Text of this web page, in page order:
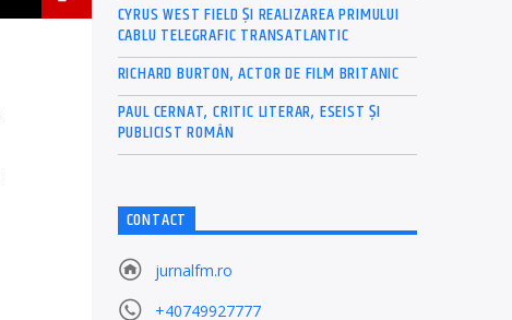
CYRUS WEST FIELD ȘI REALIZAREA PRIMULUI
CABLU TELEGRAFIC TRANSATLANTIC
RICHARD BURTON, ACTOR DE FILM BRITANIC
PAUL CERNAT, CRITIC LITERAR, ESEIST ȘI
PUBLICIST ROMÂN
CONTACT
jurnalfm.ro
+40749927777